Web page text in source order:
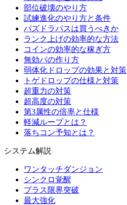
部位破壊のやり方
試練進化のやり方と条件
パズドラパスは買うべきか
ランク上げの効率的な方法
コインの効率的な稼ぎ方
無効パの作り方
弱体化ドロップの効果と対策
トゲドロップの仕様と対策
超重力の対策
超高度の対策
第3属性の倍率と仕様
軽減ループとは？
落ちコン予知とは？
システム解説
ワンタッチダンジョン
シンクロ覚醒
プラス限界突破
最大強化